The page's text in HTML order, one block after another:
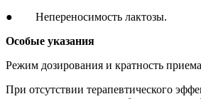
● Непереносимость лактозы.
Особые указания
Режим дозирования и кратность
При отсутствии терапевтического